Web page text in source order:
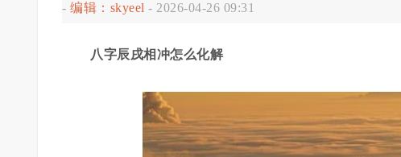
- 编辑：skyeel - 2026-04-26 09:31
八字辰戌相冲怎么化解